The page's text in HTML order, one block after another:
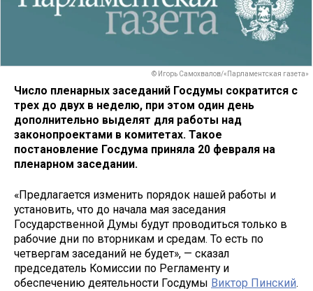
© Игорь Самохвалов/«Парламентская газета»
Число пленарных заседаний Госдумы сократится с
трех до двух в неделю, при этом один день
дополнительно выделят для работы над
законопроектами в комитетах. Такое
постановление Госдума приняла 20 февраля на
пленарном заседании.
«Предлагается изменить порядок нашей работы и
установить, что до начала мая заседания
Государственной Думы будут проводиться только в
рабочие дни по вторникам и средам. То есть по
четвергам заседаний не будет», — сказал
председатель Комиссии по Регламенту и
обеспечению деятельности Госдумы Виктор Пинский.